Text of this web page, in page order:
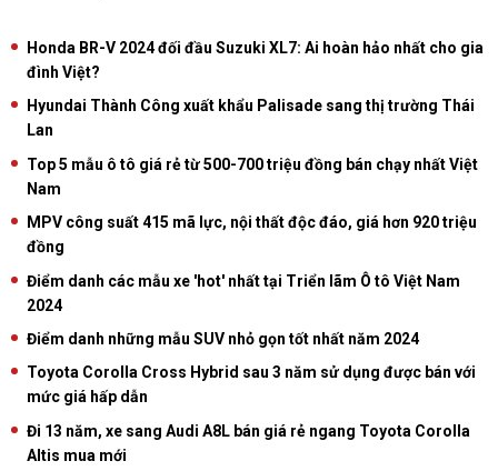
Honda BR-V 2024 đối đầu Suzuki XL7: Ai hoàn hảo nhất cho gia
đình Việt?
Hyundai Thành Công xuất khẩu Palisade sang thị trường Thái
Lan
Top 5 mẫu ô tô giá rẻ từ 500-700 triệu đồng bán chạy nhất Việt
Nam
MPV công suất 415 mã lực, nội thất độc đáo, giá hơn 920 triệu
đồng
Điểm danh các mẫu xe 'hot' nhất tại Triển lãm Ô tô Việt Nam
2024
Điểm danh những mẫu SUV nhỏ gọn tốt nhất năm 2024
Toyota Corolla Cross Hybrid sau 3 năm sử dụng được bán với
mức giá hấp dẫn
Đi 13 năm, xe sang Audi A8L bán giá rẻ ngang Toyota Corolla
Altis mua mới